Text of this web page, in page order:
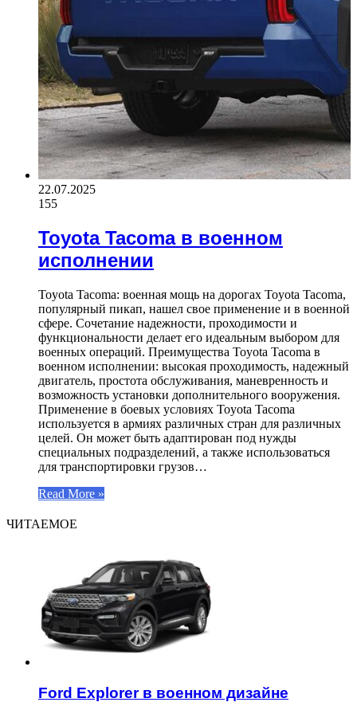
22.07.2025
155
Toyota Tacoma в военном
исполнении
Toyota Tacoma: военная мощь на дорогах Toyota Tacoma,
популярный пикап, нашел свое применение и в военной
сфере. Сочетание надежности, проходимости и
функциональности делает его идеальным выбором для
военных операций. Преимущества Toyota Tacoma в
военном исполнении: высокая проходимость, надежный
двигатель, простота обслуживания, маневренность и
возможность установки дополнительного вооружения.
Применение в боевых условиях Toyota Tacoma
используется в армиях различных стран для различных
целей. Он может быть адаптирован под нужды
специальных подразделений, а также использоваться
для транспортировки грузов…
Read More »
ЧИТАЕМОЕ
Ford Explorer в военном дизайне